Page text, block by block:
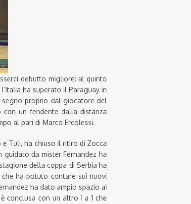
debutto migliore: al quinto
ha superato il Paraguay in
proprio dal giocatore del
un fendente dalla distanza
al pari di Marco Ercolessi.
e Tuli, ha chiuso il ritiro di Zocca
da mister Fernandez ha
della coppa di Serbia ha
ha potuto contare sui nuovi
ha dato ampio spazio ai
conclusa con un altro 1 a 1 che